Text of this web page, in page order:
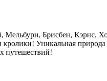
Мельбурн, Брисбен, Кэрнс,
Уникальная природа
путешествий!